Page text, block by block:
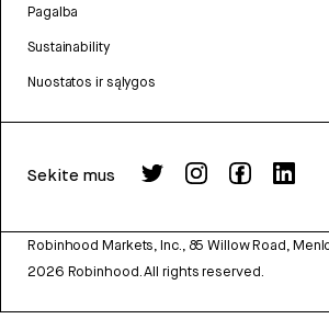
Pagalba
Sustainability
Nuostatos ir sąlygos
Sekite mus
Robinhood Markets, Inc., 85 Willow Road,
2026 Robinhood. All rights reserved.